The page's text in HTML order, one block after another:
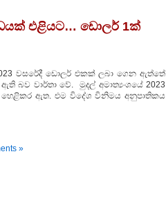
එළියට… ඩොලර් 1ක්
වසරේදී ඩොලර් එකක් ලබා ගෙන ඇත්තේ
වාර්තා වේ. මුදල් අමාත්‍යංශයේ 2023
ඇත. එම විදේශ විනිමය අනුපාතිකය
»